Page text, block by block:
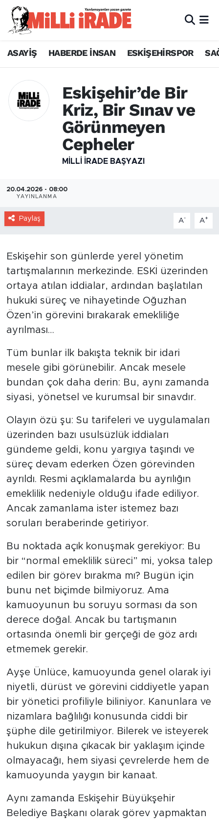
ASAYİŞ HABERDE İNSAN ESKİŞEHİRSPOR
Eskişehir’de Bir
Kriz, Bir Sınav ve
Görünmeyen
Cepheler
MILLI İRADE BAŞYAZI
20.04.2026 - 08:00
YAYINLANMA
Paylaş A- A+
Eskişehir son günlerde yerel yönetim
tartışmalarının merkezinde. ESKİ üzerinden
ortaya atılan iddialar, ardından başlatılan
hukuki süreç ve nihayetinde Oğuzhan
Özen’in görevini bırakarak emekliliğe
ayrılması…
Tüm bunlar ilk bakışta teknik bir idari
mesele gibi görünebilir. Ancak mesele
bundan çok daha derin: Bu, aynı zamanda
siyasi, yönetsel ve kurumsal bir sınavdır.
Olayın özü şu: Su tarifeleri ve uygulamaları
üzerinden bazı usulsüzlük iddiaları
gündeme geldi, konu yargıya taşındı ve
süreç devam ederken Özen görevinden
ayrıldı. Resmi açıklamalarda bu ayrılığın
emeklilik nedeniyle olduğu ifade ediliyor.
Ancak zamanlama ister istemez bazı
soruları beraberinde getiriyor.
Bu noktada açık konuşmak gerekiyor: Bu
bir “normal emeklilik süreci” mi, yoksa talep
edilen bir görev bırakma mı? Bugün için
bunu net biçimde bilmiyoruz. Ama
kamuoyunun bu soruyu sorması da son
derece doğal. Ancak bu tartışmanın
ortasında önemli bir gerçeği de göz ardı
etmemek gerekir.
Ayşe Ünlüce, kamuoyunda genel olarak iyi
niyetli, dürüst ve görevini ciddiyetle yapan
bir yönetici profiliyle biliniyor. Kanunlara ve
nizamlara bağlılığı konusunda ciddi bir
şüphe dile getirilmiyor. Bilerek ve isteyerek
hukukun dışına çıkacak bir yaklaşım içinde
olmayacağı, hem siyasi çevrelerde hem de
kamuoyunda yaygın bir kanaat.
Aynı zamanda Eskişehir Büyükşehir
Belediye Başkanı olarak görev yapmaktan